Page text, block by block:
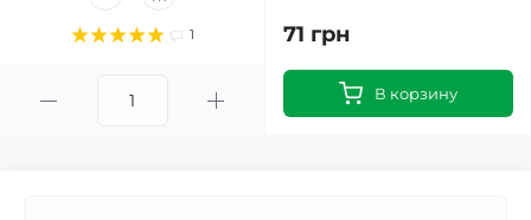
1 71 грн
В корзину